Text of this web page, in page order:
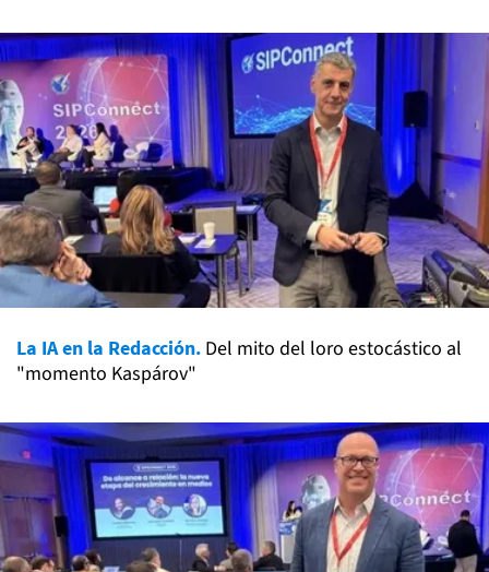
La IA en la Redacción. Del mito del loro estocástico al
"momento Kaspárov"